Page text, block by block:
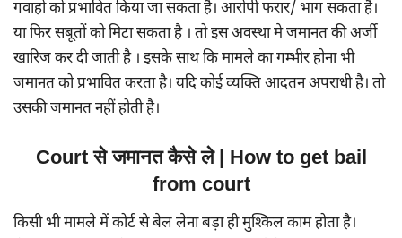
गवाहों को प्रभावित किया जा सकता है। आरोपी फरार/ भाग सकता है।
या फिर सबूतों को मिटा सकता है । तो इस अवस्था मे जमानत की अर्जी
खारिज कर दी जाती है । इसके साथ कि मामले का गम्भीर होना भी
जमानत को प्रभावित करता है। यदि कोई व्यक्ति आदतन अपराधी है। तो
उसकी जमानत नहीं होती है।
Court से जमानत कैसे ले | How to get bail
from court
किसी भी मामले में कोर्ट से बेल लेना बड़ा ही मुश्किल काम होता है।